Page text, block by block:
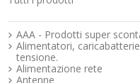
AAA - Prodotti super
Alimentatori,
tensione.
Alimentazione rete
Antenne